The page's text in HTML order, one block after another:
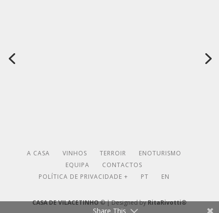
A CASA VINHOS TERROIR
ENOTURISMO
EQUIPA
CONTACTOS
POLÍTICA DE PRIVACIDADE +
PT EN
CASA DE VILACETINHO© | Designed byRitaRivotti®
Share This